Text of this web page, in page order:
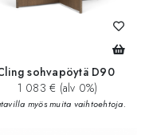
sohvapöytä D90
1 083 € (alv 0%)
myös muita vaihtoehtoja.